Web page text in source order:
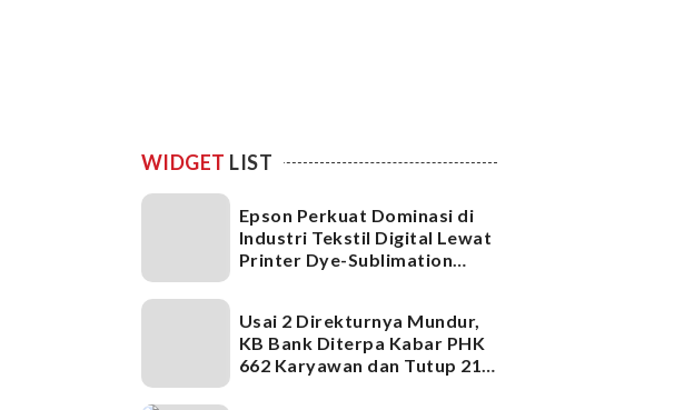
WIDGET LIST
Epson Perkuat Dominasi di
Industri Tekstil Digital Lewat
Printer Dye-Sublimation
Usai 2 Direkturnya Mundur,
KB Bank Diterpa Kabar PHK
662 Karyawan dan Tutup 21